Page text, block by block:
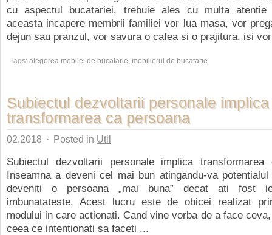
cu aspectul bucatariei, trebuie ales cu multa
aceasta incapere membrii familiei vor lua masa, vor
dejun sau pranzul, vor savura o cafea si o prajitura, isi
Tags: alegerea mobilei de bucatarie, mobilierul de bucatarie
Subiectul dezvoltarii personale implica
transformarea ca persoana
02.2018 · Posted in Util
Subiectul dezvoltarii personale implica transformarea
Inseamna a deveni cel mai bun atingandu-va
deveniti o persoana „mai buna” decat ati fost
imbunatateste. Acest lucru este de obicei realizat
modului in care actionati. Cand vine vorba de a face
ceea ce intentionati sa faceti ...